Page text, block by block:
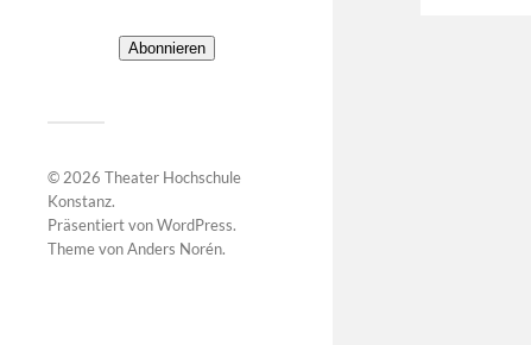
© 2026 Theater Hochschule
Konstanz.
Präsentiert vonWordPress.
Theme vonAnders Norén.